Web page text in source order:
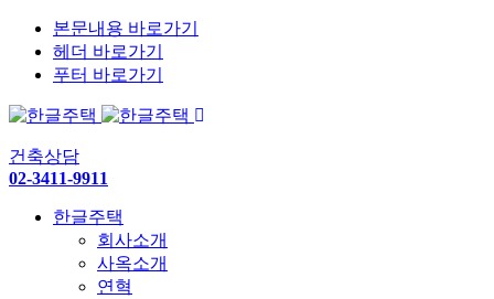
본문내용 바로가기
헤더 바로가기
푸터 바로가기
건축상담
02-3411-9911
한글주택
회사소개
사옥소개
연혁